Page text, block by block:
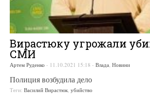
Вирастюку угрожали
СМИ
Артем Руденко - 11.10.2021 15:18 - Влада Новини
Полиция возбудила дело
Теги: Василий Вирастюк убийство